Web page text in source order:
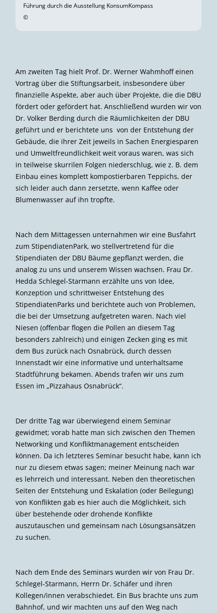
Führung durch die Ausstellung KonsumKompass
©
Am zweiten Tag hielt Prof. Dr. Werner Wahmhoff einen
Vortrag über die Stiftungsarbeit, insbesondere über
finanzielle Aspekte, aber auch über Projekte, die die DBU
fördert oder gefördert hat. Anschließend wurden wir von
Dr. Volker Berding durch die Räumlichkeiten der DBU
geführt und er berichtete uns von der Entstehung der
Gebäude, die ihrer Zeit jeweils in Sachen Energiesparen
und Umweltfreundlichkeit weit voraus waren, was sich
in teilweise skurrilen Folgen niederschlug, wie z. B. dem
Einbau eines komplett kompostierbaren Teppichs, der
sich leider auch dann zersetzte, wenn Kaffee oder
Blumenwasser auf ihn tropfte.
Nach dem Mittagessen unternahmen wir eine Busfahrt
zum StipendiatenPark, wo stellvertretend für die
Stipendiaten der DBU Bäume gepflanzt werden, die
analog zu uns und unserem Wissen wachsen. Frau Dr.
Hedda Schlegel-Starmann erzählte uns von Idee,
Konzeption und schrittweiser Entstehung des
StipendiatenParks und berichtete auch von Problemen,
die bei der Umsetzung aufgetreten waren. Nach viel
Niesen (offenbar flogen die Pollen an diesem Tag
besonders zahlreich) und einigen Zecken ging es mit
dem Bus zurück nach Osnabrück, durch dessen
Innenstadt wir eine informative und unterhaltsame
Stadtführung bekamen. Abends trafen wir uns zum
Essen im „Pizzahaus Osnabrück“.
Der dritte Tag war überwiegend einem Seminar
gewidmet; vorab hatte man sich zwischen den Themen
Networking und Konfliktmanagement entscheiden
können. Da ich letzteres Seminar besucht habe, kann ich
nur zu diesem etwas sagen; meiner Meinung nach war
es lehrreich und interessant. Neben den theoretischen
Seiten der Entstehung und Eskalation (oder Beilegung)
von Konflikten gab es hier auch die Möglichkeit, sich
über bestehende oder drohende Konflikte
auszutauschen und gemeinsam nach Lösungsansätzen
zu suchen.
Nach dem Ende des Seminars wurden wir von Frau Dr.
Schlegel-Starmann, Herrn Dr. Schäfer und ihren
Kollegen/innen verabschiedet. Ein Bus brachte uns zum
Bahnhof, und wir machten uns auf den Weg nach